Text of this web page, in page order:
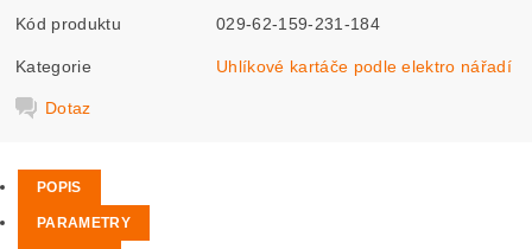
Kód produktu 029-62-159-231-184
Kategorie Uhlíkové kartáče podle elektro nářadí
Dotaz
POPIS
PARAMETRY